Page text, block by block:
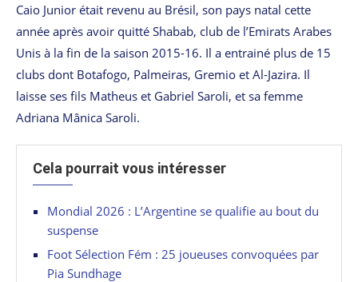
Caio Junior était revenu au Brésil, son pays natal cette
année après avoir quitté Shabab, club de l’Emirats Arabes
Unis à la fin de la saison 2015-16. Il a entrainé plus de 15
clubs dont Botafogo, Palmeiras, Gremio et Al-Jazira. Il
laisse ses fils Matheus et Gabriel Saroli, et sa femme
Adriana Mânica Saroli.
Cela pourrait vous intéresser
Mondial 2026 : L’Argentine se qualifie au bout du
suspense
Foot Sélection Fém : 25 joueuses convoquées par
Pia Sundhage